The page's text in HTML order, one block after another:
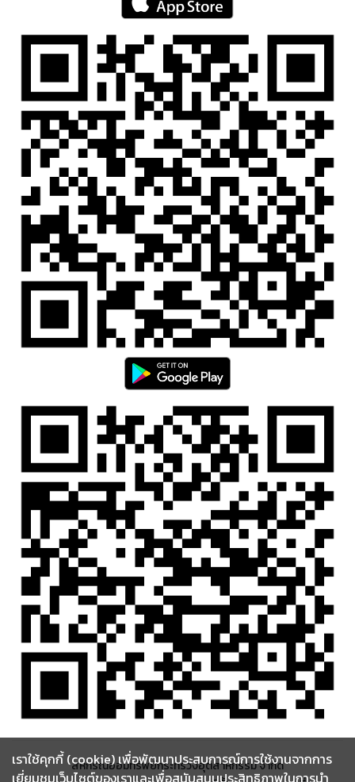
สหกรณ์ออมทรัพย์กระทรวงอุตสาหกรรม จำกัด
เราใช้คุกกี้ (cookie) เพื่อพัฒนาประสบการณ์การใช้งานจากการ
เยี่ยมชมเว็บไซต์ของเราและเพื่อสนับสนุนประสิทธิภาพในการนำ